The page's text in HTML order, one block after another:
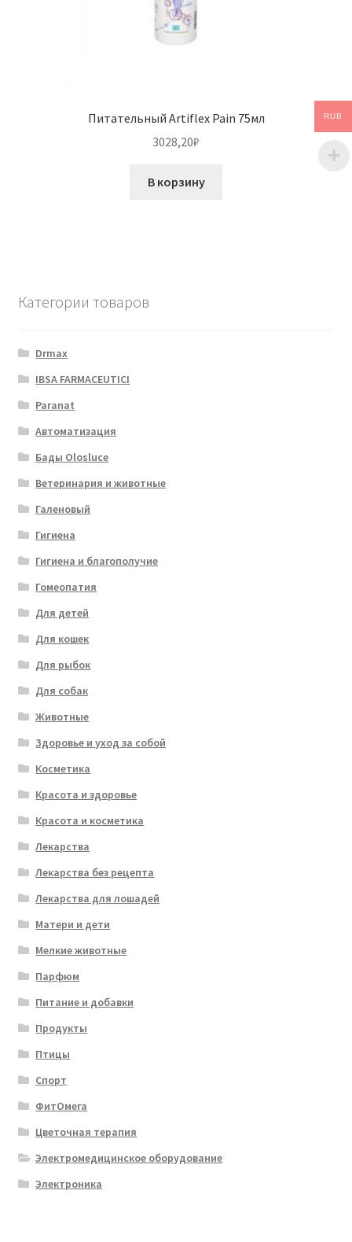
Питательный Artiflex Pain 75мл
3028,20₽
В корзину
Категории товаров
Drmax
IBSA FARMACEUTICI
Paranat
Автоматизация
Бады Olosluce
Ветеринария и животные
Галеновый
Гигиена
Гигиена и благополучие
Гомеопатия
Для детей
Для кошек
Для рыбок
Для собак
Животные
Здоровье и уход за собой
Косметика
Красота и здоровье
Красота и косметика
Лекарства
Лекарства без рецепта
Лекарства для лошадей
Матери и дети
Мелкие животные
Парфюм
Питание и добавки
Продукты
Птицы
Спорт
ФитОмега
Цветочная терапия
Электромедицинское оборудование
Электроника
RUB